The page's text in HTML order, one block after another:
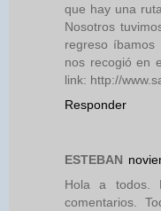
que hay una
Nosotros
regreso
nos recogió en
link: http://
Responder
ESTEBAN
Hola a todos.
comentarios.